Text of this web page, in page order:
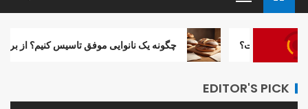
چگونه یک نانوایی موفق تاسیس کنیم؟ از برنامه‌ریزی تا است؟
EDITOR'S PICK